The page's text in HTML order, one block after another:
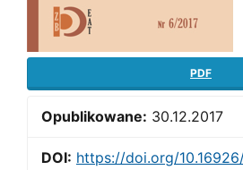
PDF
Opublikowane: 30.12.2017
DOI: https://doi.org/